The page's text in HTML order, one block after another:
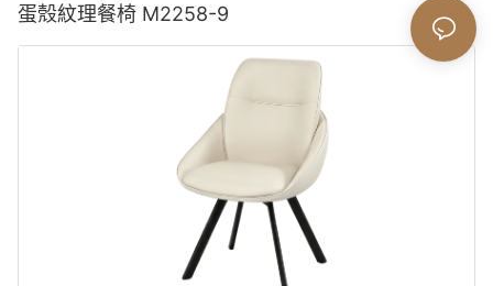
蛋殼紋理餐椅 M2258-9